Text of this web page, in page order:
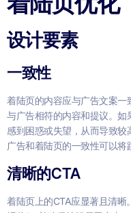
设计要素
一致性
着陆页的内容应与广告文案
与广告相符的内容和提议。
感到困惑或失望，从而导致
广告和着陆页的一致性可以将
清晰的CTA
着陆页上的CTA应显著且清晰